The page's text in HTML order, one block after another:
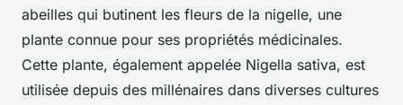
abeilles qui butinent les fleurs de la nigelle, une
plante connue pour ses propriétés médicinales.
Cette plante, également appelée Nigella sativa, est
utilisée depuis des millénaires dans diverses cultures